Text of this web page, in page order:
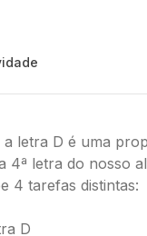
a letra D é uma
4ª letra do nosso
4 tarefas distintas:
D